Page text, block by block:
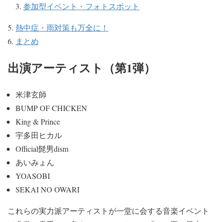
参加型イベント・フォトスポット
熱中症・雨対策も万全に！
まとめ
出演アーティスト（第1弾）
米津玄師
BUMP OF CHICKEN
King & Prince
宇多田ヒカル
Official髭男dism
あいみょん
YOASOBI
SEKAI NO OWARI
これらの実力派アーティストが一堂に会する音楽イベント